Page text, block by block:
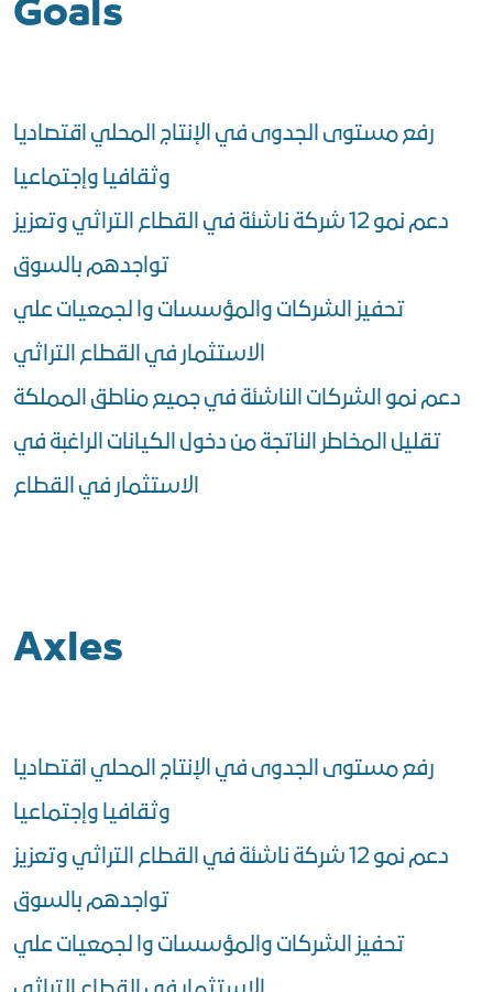
Goals
رفع مستوى الجدوى في الإنتاج المحلي اقتصاديا
دعم نمو 12 شركة ناشئة في القطاع التراثي وتعزيز
تحفيز الشركات والمؤسسات وا لجمعيات علي
دعم نمو الشركات الناشئة في جميع مناطق المملكة
تقليل المخاطر الناتجة من دخول الكيانات الراغبة في
الاستثمار في القطاع
Axles
رفع مستوى الجدوى في الإنتاج المحلي اقتصاديا
دعم نمو 12 شركة ناشئة في القطاع التراثي وتعزيز
تحفيز الشركات والمؤسسات وا لجمعيات علي